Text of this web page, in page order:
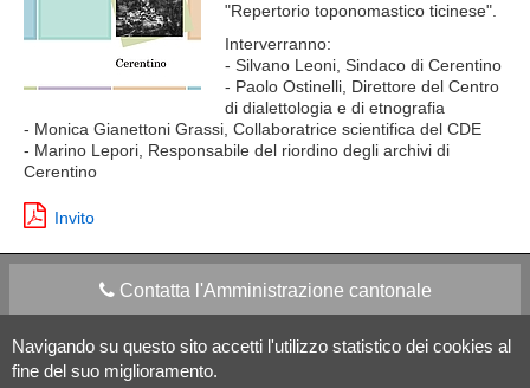
Navigando su questo sito accetti l'utilizzo statistico dei cookies al
fine del suo miglioramento.
"Repertorio toponomastico ticinese".
Interverranno:
- Silvano Leoni, Sindaco di Cerentino
- Paolo Ostinelli, Direttore del Centro
di dialettologia e di etnografia
- Monica Gianettoni Grassi, Collaboratrice scientifica del CDE
- Marino Lepori, Responsabile del riordino degli archivi di
Cerentino
Invito
Contatta l'Amministrazione cantonale
Apps Mobile Social media